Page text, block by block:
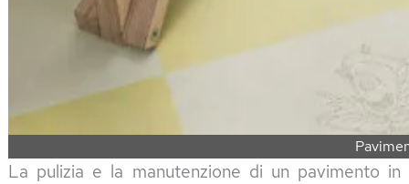
La pulizia e la manutenzione di un pavimento in